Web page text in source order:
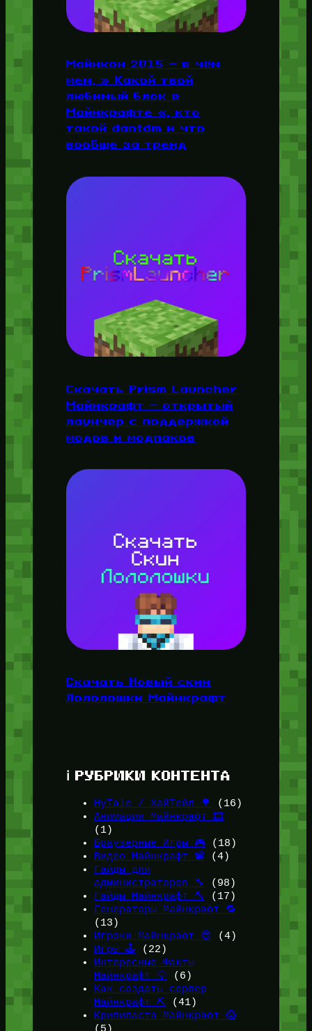
Майнкон 2015 — в чём
мем, » Какой твой
любимый блок в
Майнкрафте «, кто
такой dantdm и что
вообще за тренд
Скачать Prism Launcher
Майнкрафт — открытый
лаунчер с поддержкой
модов и модпаков
Скачать Новый скин
Лололошки Майнкрафт
ℹ️ РУБРИКИ КОНТЕНТА
HyTale / ХайТейл 🌳
(16)
Анимации Майнкрафт 🎞️
(1)
Браузерные Игры 🎮(18)
Видео Майнкрафт 📽️ (4)
Гайды для
администраторов 🔧
(98)
Гайды Майнкрафт 🔨
(17)
Генераторы Майнкрафт 🔁
(13)
Игроки Майнкрафт 😎 (4)
Игры 🕹️ (22)
Интересные Факты
Майнкрафт 💡(6)
Как создать сервер
Майнкрафт ⛏️ (41)
Крипипаста Майнкрафт 😱